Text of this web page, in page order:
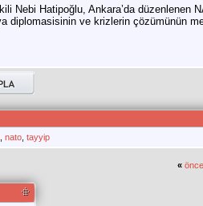
Nebi Hatipoğlu, Ankara’da düzenlenen
diplomasisinin ve krizlerin çözümünün
nato tayyip
«